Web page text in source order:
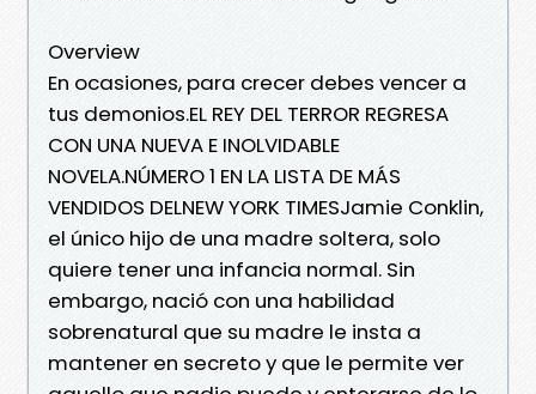
Overview
En ocasiones, para crecer debes vencer a
tus demonios.EL REY DEL TERROR REGRESA
CON UNA NUEVA E INOLVIDABLE
NOVELA.NÚMERO 1 EN LA LISTA DE MÁS
VENDIDOS DELNEW YORK TIMESJamie Conklin,
el único hijo de una madre soltera, solo
quiere tener una infancia normal. Sin
embargo, nació con una habilidad
sobrenatural que su madre le insta a
mantener en secreto y que le permite ver